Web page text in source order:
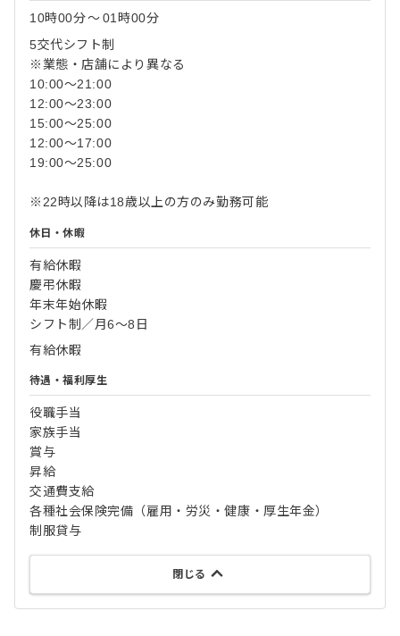
10時00分〜01時00分
5交代シフト制
※業態・店舗により異なる
10:00～21:00
12:00～23:00
15:00～25:00
12:00～17:00
19:00～25:00
※22時以降は18歳以上の方のみ勤務可能
休日・休暇
有給休暇
慶弔休暇
年末年始休暇
シフト制／月6～8日
有給休暇
待遇・福利厚生
役職手当
家族手当
賞与
昇給
交通費支給
各種社会保険完備（雇用・労災・健康・厚生年金）
制服貸与
閉じる